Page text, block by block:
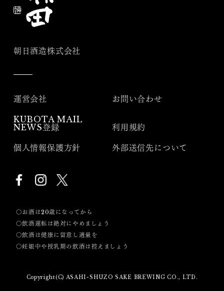
朝日酒造株式会社
運営会社 お問い合わせ
KUBOTA MAIL
NEWS登録
利用規約
個人情報保護方針 外部送信先について
〇お酒は20歳になってから
〇飲酒運転は絶対にやめましょう
〇飲酒は健康に留意し適量を
〇妊娠中や授乳期の飲酒は控えましょう
Copyright(C) ASAHI-SHUZO SAKE BREWING CO., LTD.